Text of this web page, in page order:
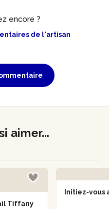
encore ?
de l'artisan
aimer...
Tiffany
Initiez-